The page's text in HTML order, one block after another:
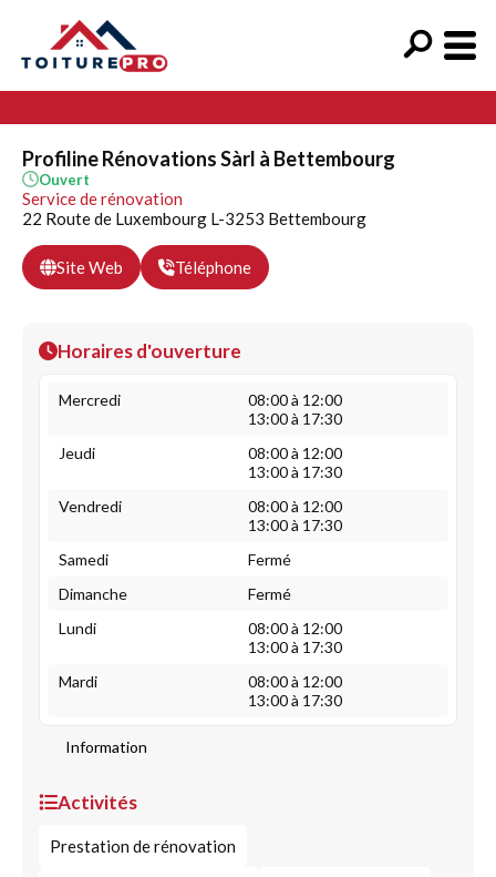
Profiline Rénovations Sàrl à Bettembourg
Ouvert
Service de rénovation
22 Route de Luxembourg L-3253 Bettembourg
Site Web Téléphone
Horaires d'ouverture
Mercredi
08:00 à 12:00
13:00 à 17:30
Jeudi
08:00 à 12:00
13:00 à 17:30
Vendredi
08:00 à 12:00
13:00 à 17:30
Samedi
Fermé
Dimanche
Fermé
Lundi
08:00 à 12:00
13:00 à 17:30
Mardi
08:00 à 12:00
13:00 à 17:30
Information
Activités
Prestation de rénovation